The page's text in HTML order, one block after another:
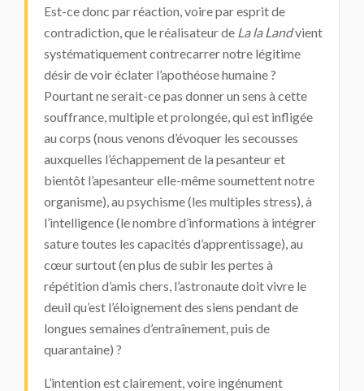
Est-ce donc par réaction, voire par esprit de
contradiction, que le réalisateur de La la Landvient
systématiquement contrecarrer notre légitime
désir de voir éclater l’apothéose humaine ?
Pourtant ne serait-ce pas donner un sens à cette
souffrance, multiple et prolongée, qui est infligée
au corps (nous venons d’évoquer les secousses
auxquelles l’échappement de la pesanteur et
bientôt l’apesanteur elle-même soumettent notre
organisme), au psychisme (les multiples stress), à
l’intelligence (le nombre d’informations à intégrer
sature toutes les capacités d’apprentissage), au
cœur surtout (en plus de subir les pertes à
répétition d’amis chers, l’astronaute doit vivre le
deuil qu’est l’éloignement des siens pendant de
longues semaines d’entraînement, puis de
quarantaine) ?
L’intention est clairement, voire ingénument